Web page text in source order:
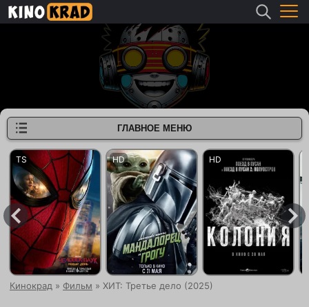
Кинокрад » Фильм » ХИТ: Третье дело (2025)
ГЛАВНОЕ МЕНЮ